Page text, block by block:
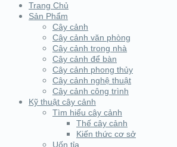
Trang Chủ
Sản Phẩm
Cây cảnh
Cây cảnh văn phòng
Cây cảnh trong nhà
Cây cảnh để bàn
Cây cảnh phong thủy
Cây cảnh nghệ thuật
Cây cảnh công trình
Kỹ thuật cây cảnh
Tìm hiểu cây cảnh
Thế cây cảnh
Kiến thức cơ sở
Uốn tỉa